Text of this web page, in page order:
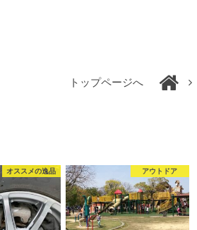
トップページへ
オススメの逸品 アウトドア